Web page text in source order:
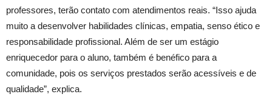
professores, terão contato com atendimentos reais. “Isso ajuda
muito a desenvolver habilidades clínicas, empatia, senso ético e
responsabilidade profissional. Além de ser um estágio
enriquecedor para o aluno, também é benéfico para a
comunidade, pois os serviços prestados serão acessíveis e de
qualidade”, explica.